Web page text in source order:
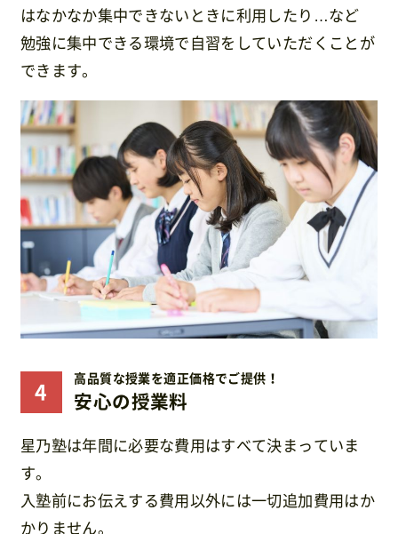
はなかなか集中できないときに利用したり…など
勉強に集中できる環境で自習をしていただくことが
できます。
高品質な授業を適正価格でご提供！
安心の授業料
星乃塾は年間に必要な費用はすべて決まっていま
す。
入塾前にお伝えする費用以外には一切追加費用はか
かりません。